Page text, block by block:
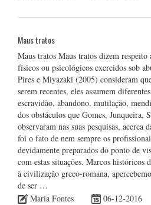
Maus tratos
Maus tratos Maus tratos dizem
físicos ou psicológicos exercidos sob
Pires e Miyazaki (2005) consideram
serem recentes, eles assumem
escravidão, abandono, mutilação,
dos obstáculos que Gomes, Junqueira,
observaram nas suas pesquisas, acerca
foi o fato de nem sempre os
devidamente preparados do ponto de
com estas situações. Marcos históricos
à civilização greco-romana,
de ser …
Maria Fontes
06-12-2016